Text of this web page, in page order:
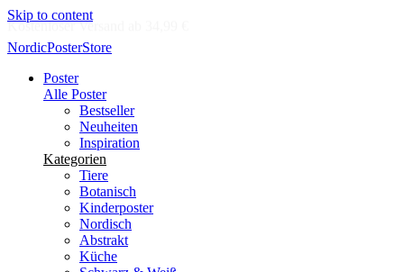
Skip to content
NordicPosterStore
Poster
Alle Poster
Bestseller
Neuheiten
Inspiration
Kategorien
Tiere
Botanisch
Kinderposter
Nordisch
Abstrakt
Küche